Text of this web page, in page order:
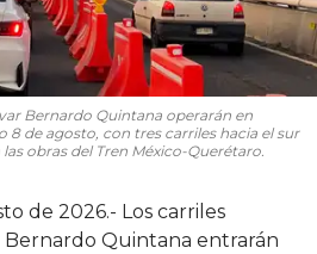
Bernardo Quintana operarán en
8 de agosto, con tres carriles hacia el sur
obras del Tren México-Querétaro.
de 2026.- Los carriles
Quintana entrarán